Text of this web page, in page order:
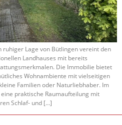
ruhiger Lage von Bütlingen vereint den
Landhauses mit bereits
Die Immobilie bietet
Wohnambiente mit vielseitigen
Familien oder Naturliebhaber. Im
praktische Raumaufteilung mit
Schlaf- und […]